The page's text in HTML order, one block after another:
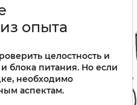
опыта
целостность и
блока питания. Но если
необходимо
аспектам.